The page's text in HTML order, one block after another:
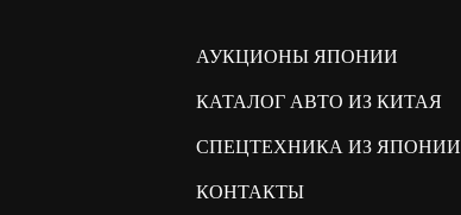
АУКЦИОНЫ ЯПОНИИ
КАТАЛОГ АВТО ИЗ КИТАЯ
СПЕЦТЕХНИКА ИЗ ЯПОНИИ
КОНТАКТЫ